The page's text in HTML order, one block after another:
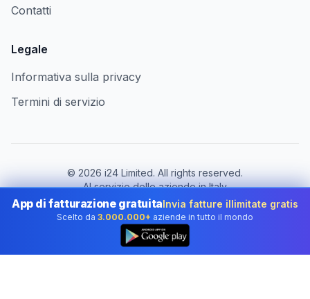
Contatti
Legale
Informativa sulla privacy
Termini di servizio
© 2026 i24 Limited. All rights reserved.
Al servizio delle aziende in Italy
Cambia paese:
Italy
App di fatturazione gratuitaInvia fatture illimitate gratis
Scelto da 3.000.000+ aziende in tutto il mondo